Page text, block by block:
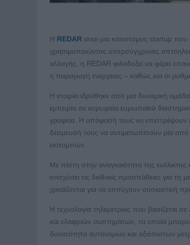
Η REDAR είναι μια καινοτόμος startup
χρησιμοποιώντας υπερσύγχρονες
αλλαγής, η REDAR φιλοδοξεί να φέρει
η παραγωγή ενέργειας – καθώς και οι
Η εταιρία ιδρύθηκε από μια δυναμική
εμπειρία σε κορυφαία ευρωπαϊκά
γραφεία. Η απόφασή τους να επιστρέψουν
δέσμευσή τους να αντιμετωπίσουν μία
εκπομπών.
Με πίστη στην αναγκαιότητα της
ενισχύσει τις διεθνείς προσπάθειες για
χρειάζονται για να επιτύχουν ουσιαστική
Η τεχνολογία τηλεμετρίας που βασίζεται
και ελαφριών συστημάτων, τα οποία
δυνατότητα αυτόνομων και αξιόπιστων